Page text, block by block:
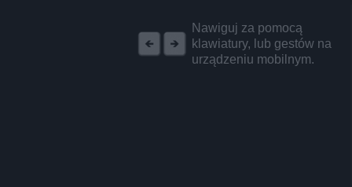
Nawiguj za pomocą
klawiatury, lub gestów na
urządzeniu mobilnym.